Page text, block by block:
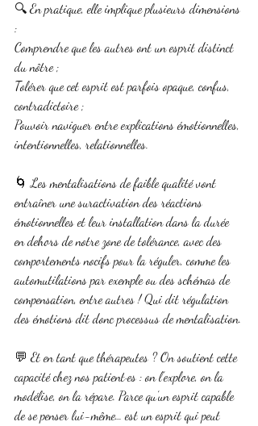
🔍 En pratique, elle implique plusieurs dimensions
:
Comprendre que les autres ont un esprit distinct
du nôtre ;
Tolérer que cet esprit est parfois opaque, confus,
contradictoire ;
Pouvoir naviguer entre explications émotionnelles,
intentionnelles, relationnelles.
🌀 Les mentalisations de faible qualité vont
entraîner une suractivation des réactions
émotionnelles et leur installation dans la durée
en dehors de notre zone de tolérance, avec des
comportements nocifs pour la réguler, comme les
automutilations par exemple ou des schémas de
compensation, entre autres ! Qui dit régulation
des émotions dit donc processus de mentalisation.
💬 Et en tant que thérapeutes ? On soutient cette
capacité chez nos patient·es : on l’explore, on la
modélise, on la répare. Parce qu’un esprit capable
de se penser lui-même… est un esprit qui peut